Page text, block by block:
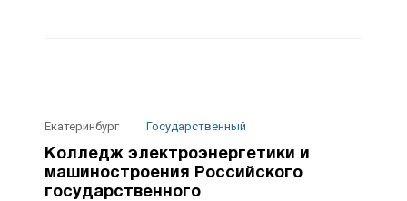
Екатеринбург Государственный
Колледж электроэнергетики и
машиностроения Российского
государственного